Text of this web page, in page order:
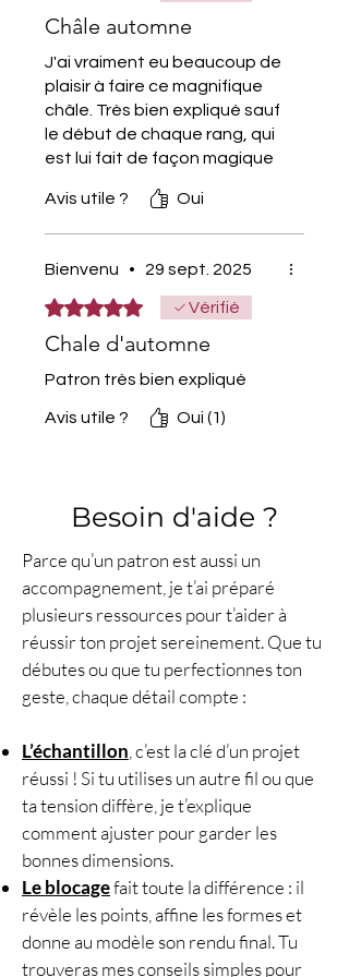
🎚️Niveau
environ 4 heures.
🧶 Matériel:
2 pelotes deCotton-Merino
Paradiso de Katia(70 %
100 g / 210 m, épaisseur
DK).
Couleur : 301.
Ciseaux, mètre de couture,
nécessaire de couture,
nécessaire pour le blocage.
l’air, maille coulée, maille
ensemble.
Techniques employées
cercle magique, lecture de
diagramme, changement de fil,
réalisation de bordure,
technique du pompon.
📐Échantillon conseillé: 10
x 10 cm = 15 mailles et 10
👩‍🏫Avant de vous lancer:
vous devez maîtriser les points
de base et les techniques ci-
dessus. Des QR codes intégrés
au patron vous guident pas à
pas vers les tutos
correspondants.
🧵Le choix du fil:
Le fil Cotton-Merino Paradiso de
Châle automne
J'ai vraiment eu beaucoup de
plaisir à faire ce magnifique
châle. Très bien expliqué sauf
le début de chaque rang, qui
est lui fait de façon magique
Merci infiniment Hyllam pour
votre créativité.
Avis utile ? Oui
Bienvenu • 29 sept. 2025
Noté 5 sur 5. Vérifié
Chale d'automne
Patron très bien expliqué
Avis utile ? Oui (1)
Besoin d'aide ?
Parce qu’un patron est aussi un
accompagnement, je t’ai préparé
plusieurs ressources pour t’aider à
réussir ton projet sereinement. Que tu
débutes ou que tu perfectionnes ton
geste, chaque détail compte :
L’échantillon , c’est la clé d’un projet
réussi ! Si tu utilises un autre fil ou que
ta tension diffère, je t’explique
comment ajuster pour garder les
bonnes dimensions.
Le blocagefait toute la différence : il
révèle les points, affine les formes et
donne au modèle son rendu final. Tu
trouveras mes conseils simples pour